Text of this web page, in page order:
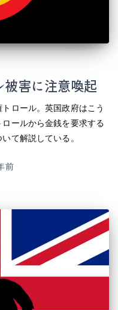
害に注意喚起
ロール。英国政府はこう
ールから金銭を要求する
て解説している。
前